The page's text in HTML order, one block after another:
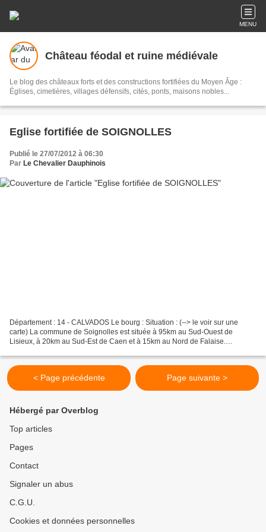
MENU
Château féodal et ruine médiévale
Le blog des châteaux forts et des constructions fortifiées du Moyen Âge :
Églises, cimetières, villages défensifs, cités, ponts, maisons nobles...
Eglise fortifiée de SOIGNOLLES
Publié le 27/07/2012 à 06:30
Par Le Chevalier Dauphinois
Département : 14 - CALVADOS Le bourg : Situation : (--> le voir sur une
carte) La commune de Soignolles est située à 95km au Sud-Ouest de
Lisieux, à 20km au Sud-Est de Caen et à 15km au Nord de Falaise.
< Page précédente Page suivante >
Hébergé par Overblog
Top articles
Pages
Contact
Signaler un abus
C.G.U.
Cookies et données personnelles